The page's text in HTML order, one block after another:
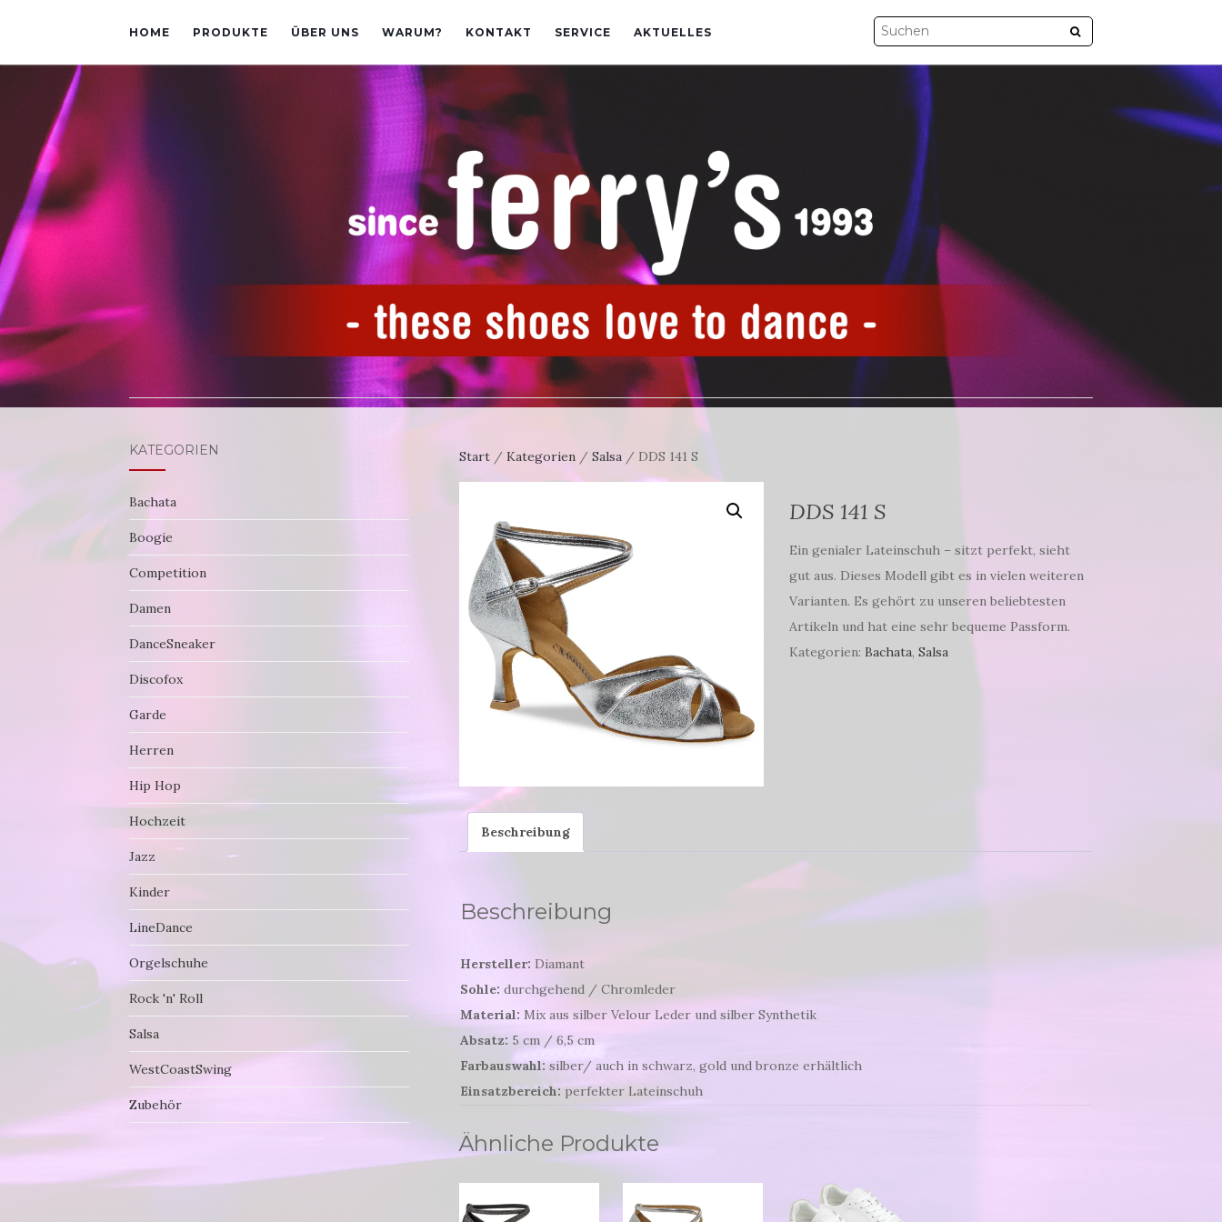
HOME PRODUKTE ÜBER UNS WARUM? KONTAKT SERVICE AKTUELLES
Start /Kategorien /Salsa / DDS 141 S
DDS 141 S
Ein genialer Lateinschuh – sitzt perfekt, sieht
gut aus. Dieses Modell gibt es in vielen weiteren
Varianten. Es gehört zu unseren beliebtesten
Artikeln und hat eine sehr bequeme Passform.
Kategorien: Bachata, Salsa
Beschreibung
Beschreibung
Hersteller: Diamant
Sohle: durchgehend / Chromleder
Material: Mix aus silber Velour Leder und silber Synthetik
Absatz: 5 cm / 6,5 cm
Farbauswahl: silber/ auch in schwarz, gold und bronze erhältlich
Einsatzbereich:perfekter Lateinschuh
Ähnliche Produkte
KATEGORIEN
Bachata
Boogie
Competition
Damen
DanceSneaker
Discofox
Garde
Herren
Hip Hop
Hochzeit
Jazz
Kinder
LineDance
Orgelschuhe
Rock 'n' Roll
Salsa
WestCoastSwing
Zubehör